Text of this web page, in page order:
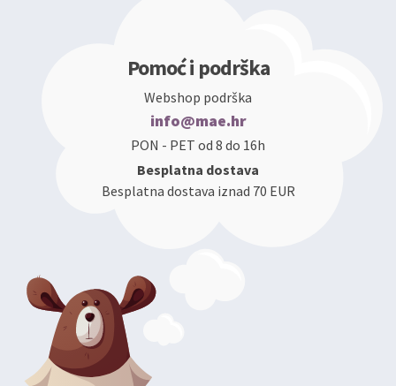
Pomoć i podrška
Webshop podrška
info@mae.hr
PON - PET od 8 do 16h
Besplatna dostava
Besplatna dostava iznad 70 EUR